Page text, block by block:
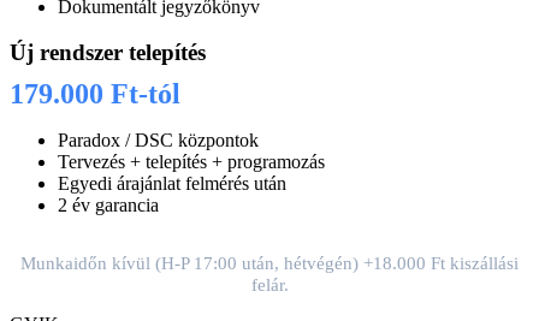
Dokumentált jegyzőkönyv
Új rendszer telepítés
179.000 Ft-tól
Paradox / DSC központok
Tervezés + telepítés + programozás
Egyedi árajánlat felmérés után
2 év garancia
Munkaidőn kívül (H-P 17:00 után, hétvégén) +18.000 Ft kiszállási
felár.